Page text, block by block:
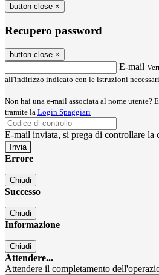
button close ×
Recupero password
button close ×
E-mail
all'indirizzo indicato con le istruzioni
Non hai una e-mail associata al nome utente?
tramite la Login Spaggiari
E-mail inviata, si prega di controllare la
Errore
Chiudi
Successo
Chiudi
Informazione
Chiudi
Attendere...
Attendere il completamento